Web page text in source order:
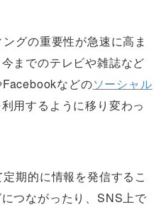
グの重要性が急速に高ま
までのテレビや雑誌など
などのソーシャル
利用するように移り変わっ
期的に情報を発信するこ
つながったり、SNS上で